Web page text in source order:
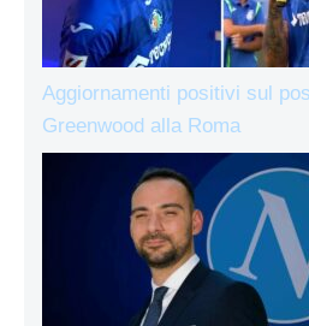
Aggiornamenti positivi sul
Greenwood alla Roma